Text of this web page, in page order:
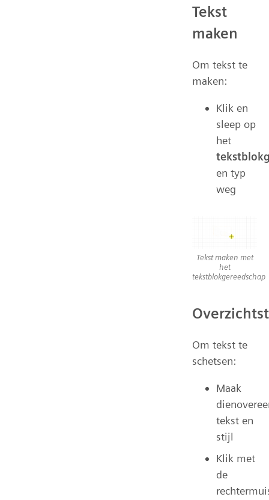
Tekst
maken
Om tekst te
maken:
Klik en
sleep op
het
en typ
weg
Tekst maken met
het
tekstblokgereedschap
Om tekst te
schetsen:
Maak
tekst en
stijl
Klik met
de